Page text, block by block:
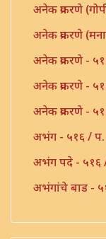
अनेक प्रकरणे
अनेक प्रकरणे
अनेक प्रकरणे -
अनेक प्रकरणे -
अनेक प्रकरणे -
अभंग - ५१६ / प.
अभंग पदे - ५१६
अभंगांचे बाड -